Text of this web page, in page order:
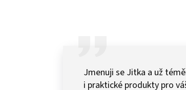
Jmenuji se Jitka a už
i praktické produkty pro